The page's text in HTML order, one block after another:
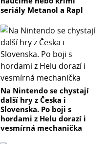
seriály Metanol a Rapl
Na Nintendo se chystají
další hry z Česka i
Slovenska. Po boji s
hordami z Helu dorazí i
vesmírná mechanička